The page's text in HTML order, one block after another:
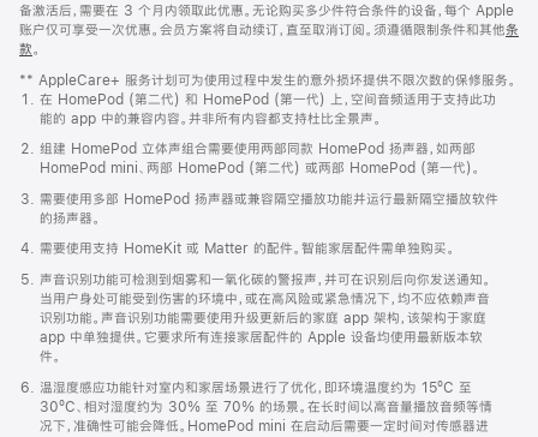
备激活后，需要在 3 个月内领取此优惠。无论购买多少件符合条件的设备，每个 Apple
账户仅可享受一次优惠。会员方案将自动续订，直至取消订阅。须遵循限制条件和其他条
款。
窗
口
中
打
开)
** AppleCare+ 服务计划可为使用过程中发生的意外损坏提供不限次数的保修服务。
在 HomePod (第二代) 和 HomePod (第一代) 上，空间音频适用于支持此功
能的 app 中的兼容内容。并非所有内容都支持杜比全景声。
组建 HomePod 立体声组合需要使用两部同款 HomePod 扬声器，如两部
HomePod mini、两部 HomePod (第二代) 或两部 HomePod (第一代)。
需要使用多部 HomePod 扬声器或兼容隔空播放功能并运行最新隔空播放软件
的扬声器。
需要使用支持 HomeKit 或 Matter 的配件。智能家居配件需单独购买。
声音识别功能可检测到烟雾和一氧化碳的警报声，并可在识别后向你发送通知。
当用户身处可能受到伤害的环境中，或在高风险或紧急情况下，均不应依赖声音
识别功能。声音识别功能需要使用升级更新后的家庭 app 架构，该架构于家庭
app 中单独提供。它要求所有连接家居配件的 Apple 设备均使用最新版本软
件。
温湿度感应功能针对室内和家居场景进行了优化，即环境温度约为 15ºC 至
30ºC、相对湿度约为 30% 至 70% 的场景。在长时间以高音量播放音频等情
况下，准确性可能会降低。HomePod mini 在启动后需要一定时间对传感器进